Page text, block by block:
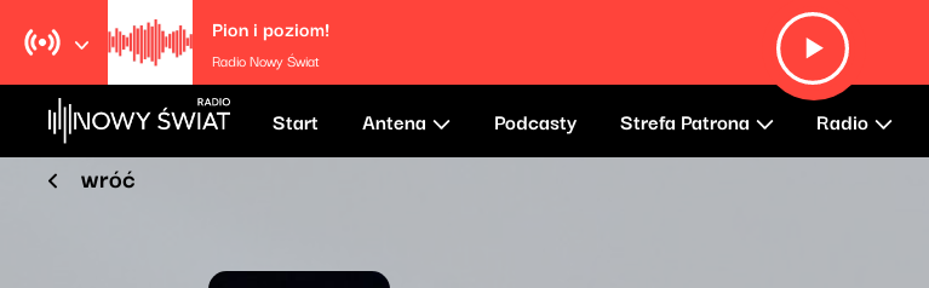
Pion i poziom!
Radio Nowy Świat
Start Antena Podcasty Strefa Patrona Radio
wróć